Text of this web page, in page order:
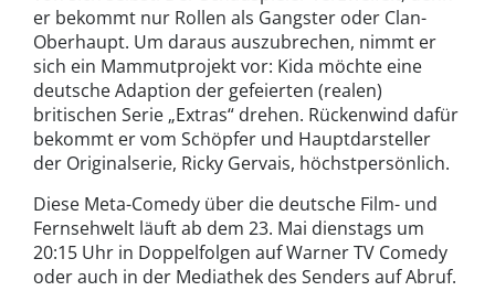
er bekommt nur Rollen als Gangster oder Clan-
Oberhaupt. Um daraus auszubrechen, nimmt er
sich ein Mammutprojekt vor: Kida möchte eine
deutsche Adaption der gefeierten (realen)
britischen Serie „Extras“ drehen. Rückenwind dafür
bekommt er vom Schöpfer und Hauptdarsteller
der Originalserie, Ricky Gervais, höchstpersönlich.
Diese Meta-Comedy über die deutsche Film- und
Fernsehwelt läuft ab dem 23. Mai dienstags um
20:15 Uhr in Doppelfolgen auf Warner TV Comedy
oder auch in der Mediathek des Senders auf Abruf.